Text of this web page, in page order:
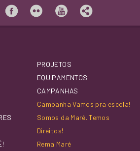
PROJETOS
EQUIPAMENTOS
CAMPANHAS
Campanha Vamos pra escola!
Somos da Maré. Temos
Direitos!
Rema Maré